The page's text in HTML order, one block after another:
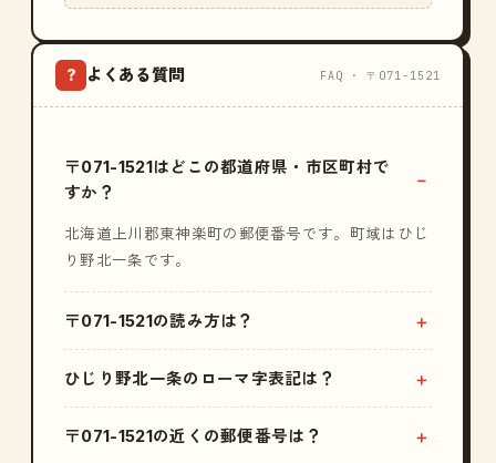
? よくある質問 FAQ · 〒071-1521
〒071-1521はどこの都道府県・市区町村で
すか？
北海道上川郡東神楽町の郵便番号です。町域はひじ
り野北一条です。
〒071-1521の読み方は？
ひじり野北一条のローマ字表記は？
〒071-1521の近くの郵便番号は？